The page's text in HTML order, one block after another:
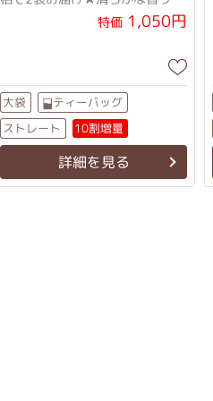
すっきり優しい味わい♪
特価 1,050円
大袋 ティーバッグ
ストレート 10割増量
詳細を見る